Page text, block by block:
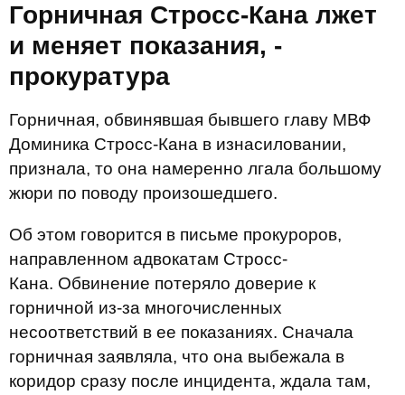
Горничная Стросс-Кана лжет
и меняет показания, -
прокуратура
Горничная, обвинявшая бывшего главу МВФ
Доминика Стросс-Кана в изнасиловании,
признала, то она намеренно лгала большому
жюри по поводу произошедшего.
Об этом говорится в письме прокуроров,
направленном адвокатам Стросс-
Кана. Обвинение потеряло доверие к
горничной из-за многочисленных
несоответствий в ее показаниях. Сначала
горничная заявляла, что она выбежала в
коридор сразу после инцидента, ждала там,